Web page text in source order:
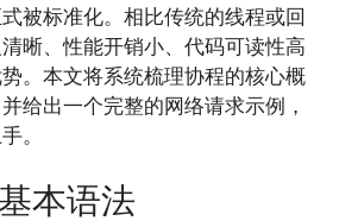
被标准化。相比传统的线程或回
晰、性能开销小、代码可读性高
。本文将系统梳理协程的核心概
给出一个完整的网络请求示例，
。
本语法